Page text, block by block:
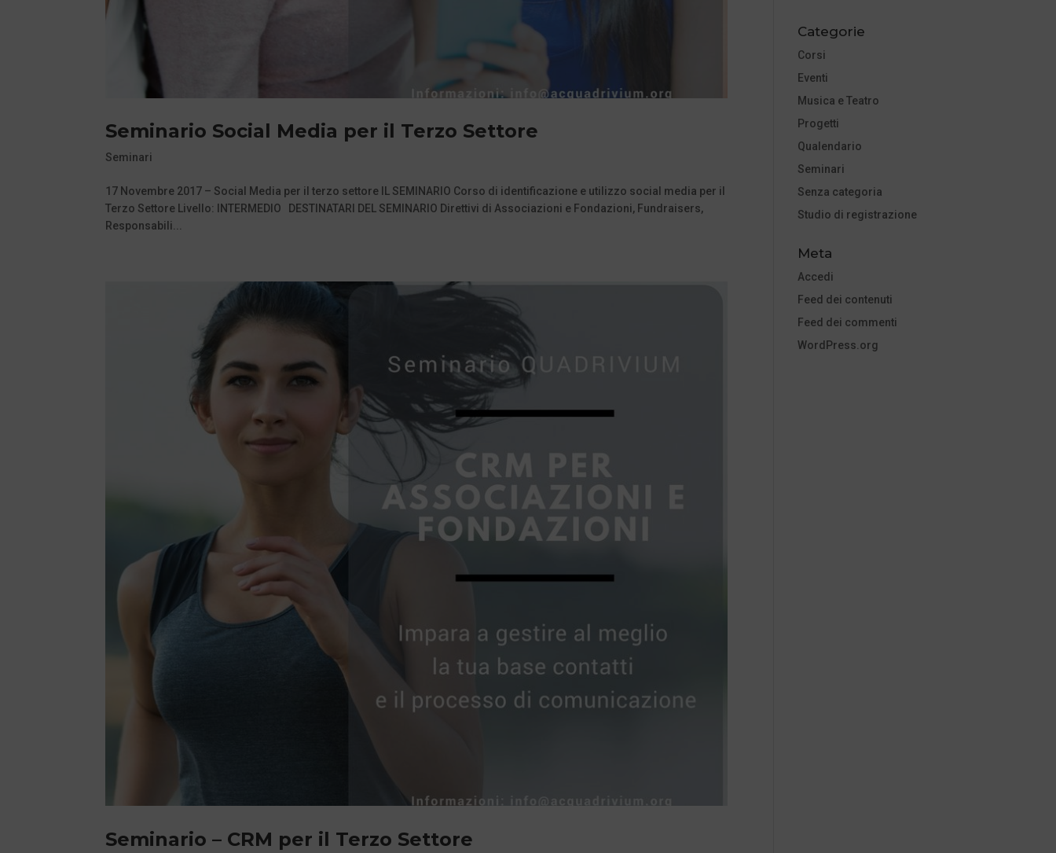
Seminario Social Media per il Terzo Settore
Seminari
17 Novembre 2017 – Social Media per il terzo settore IL SEMINARIO Corso di identificazione e utilizzo social media per il
Terzo Settore Livello: INTERMEDIO DESTINATARI DEL SEMINARIO Direttivi di Associazioni e Fondazioni, Fundraisers,
Responsabili...
Seminario – CRM per il Terzo Settore
Categorie
Corsi
Eventi
Musica e Teatro
Progetti
Qualendario
Seminari
Senza categoria
Studio di registrazione
Meta
Accedi
Feed dei contenuti
Feed dei commenti
WordPress.org